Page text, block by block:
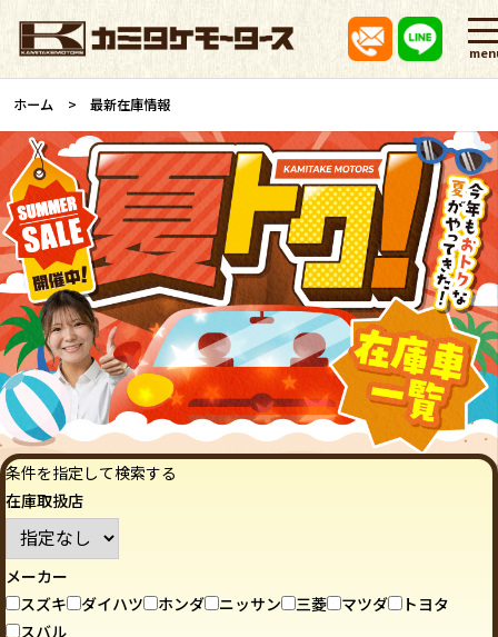
ホーム 最新在庫情報
条件を指定して検索する
在庫取扱店
メーカー
スズキ
ダイハツ ホンダ ニッサン 三菱 マツダ
トヨタ
スバル